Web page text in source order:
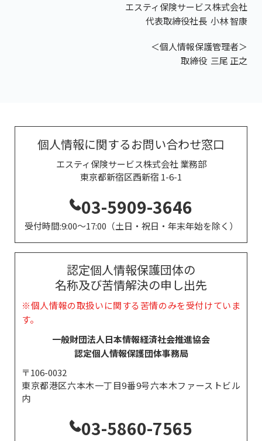
エスティ保険サービス株式会社
代表取締役社長 小林 智康
＜個人情報保護管理者＞
取締役 三尾 正之
個人情報に関するお問い合わせ窓口
エスティ保険サービス株式会社 業務部
東京都新宿区西新宿 1-6-1
03-5909-3646
受付時間:9:00～17:00（土日・祝日・年末年始を除く）
認定個人情報保護団体の
名称及び苦情解決の申し出先
※個人情報の取扱いに関する苦情のみを受付けていま
す。
一般財団法人日本情報経済社会推進協会
認定個人情報保護団体事務局
〒106-0032
東京都港区六本木一丁目9番9号六本木ファーストビル
内
03-5860-7565